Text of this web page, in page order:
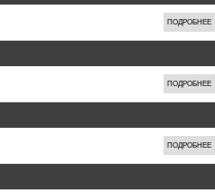
ПОДРОБНЕЕ
ПОДРОБНЕЕ
ПОДРОБНЕЕ